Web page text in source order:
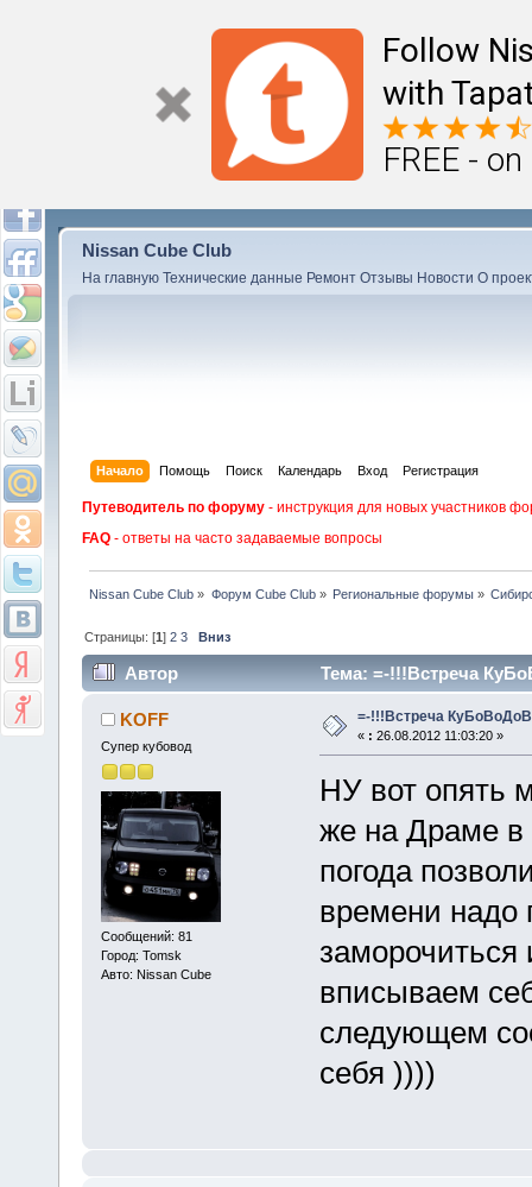
Follow
with
FREE -
Nissan Cube Club
На главную Технические данные Ремонт Отзывы Новости О
Начало Помощь Поиск Календарь Вход Регистрация
Путеводитель по форуму - инструкция для новых участников
FAQ - ответы на часто задаваемые вопросы
Nissan Cube Club » Форум Cube Club» Региональные форумы»
Страницы: [1]2 3 Вниз
Автор Тема: =-!!!Встреча
KOFF
Супер кубовод
Сообщений: 81
Город: Tomsk
Авто: Nissan Cube
=-!!!Встреча
« : 26.08.2012 11:03:20 »
НУ вот опять
же на Драме в
погода
времени надо
заморочиться
вписываем
следующем
себя ))))